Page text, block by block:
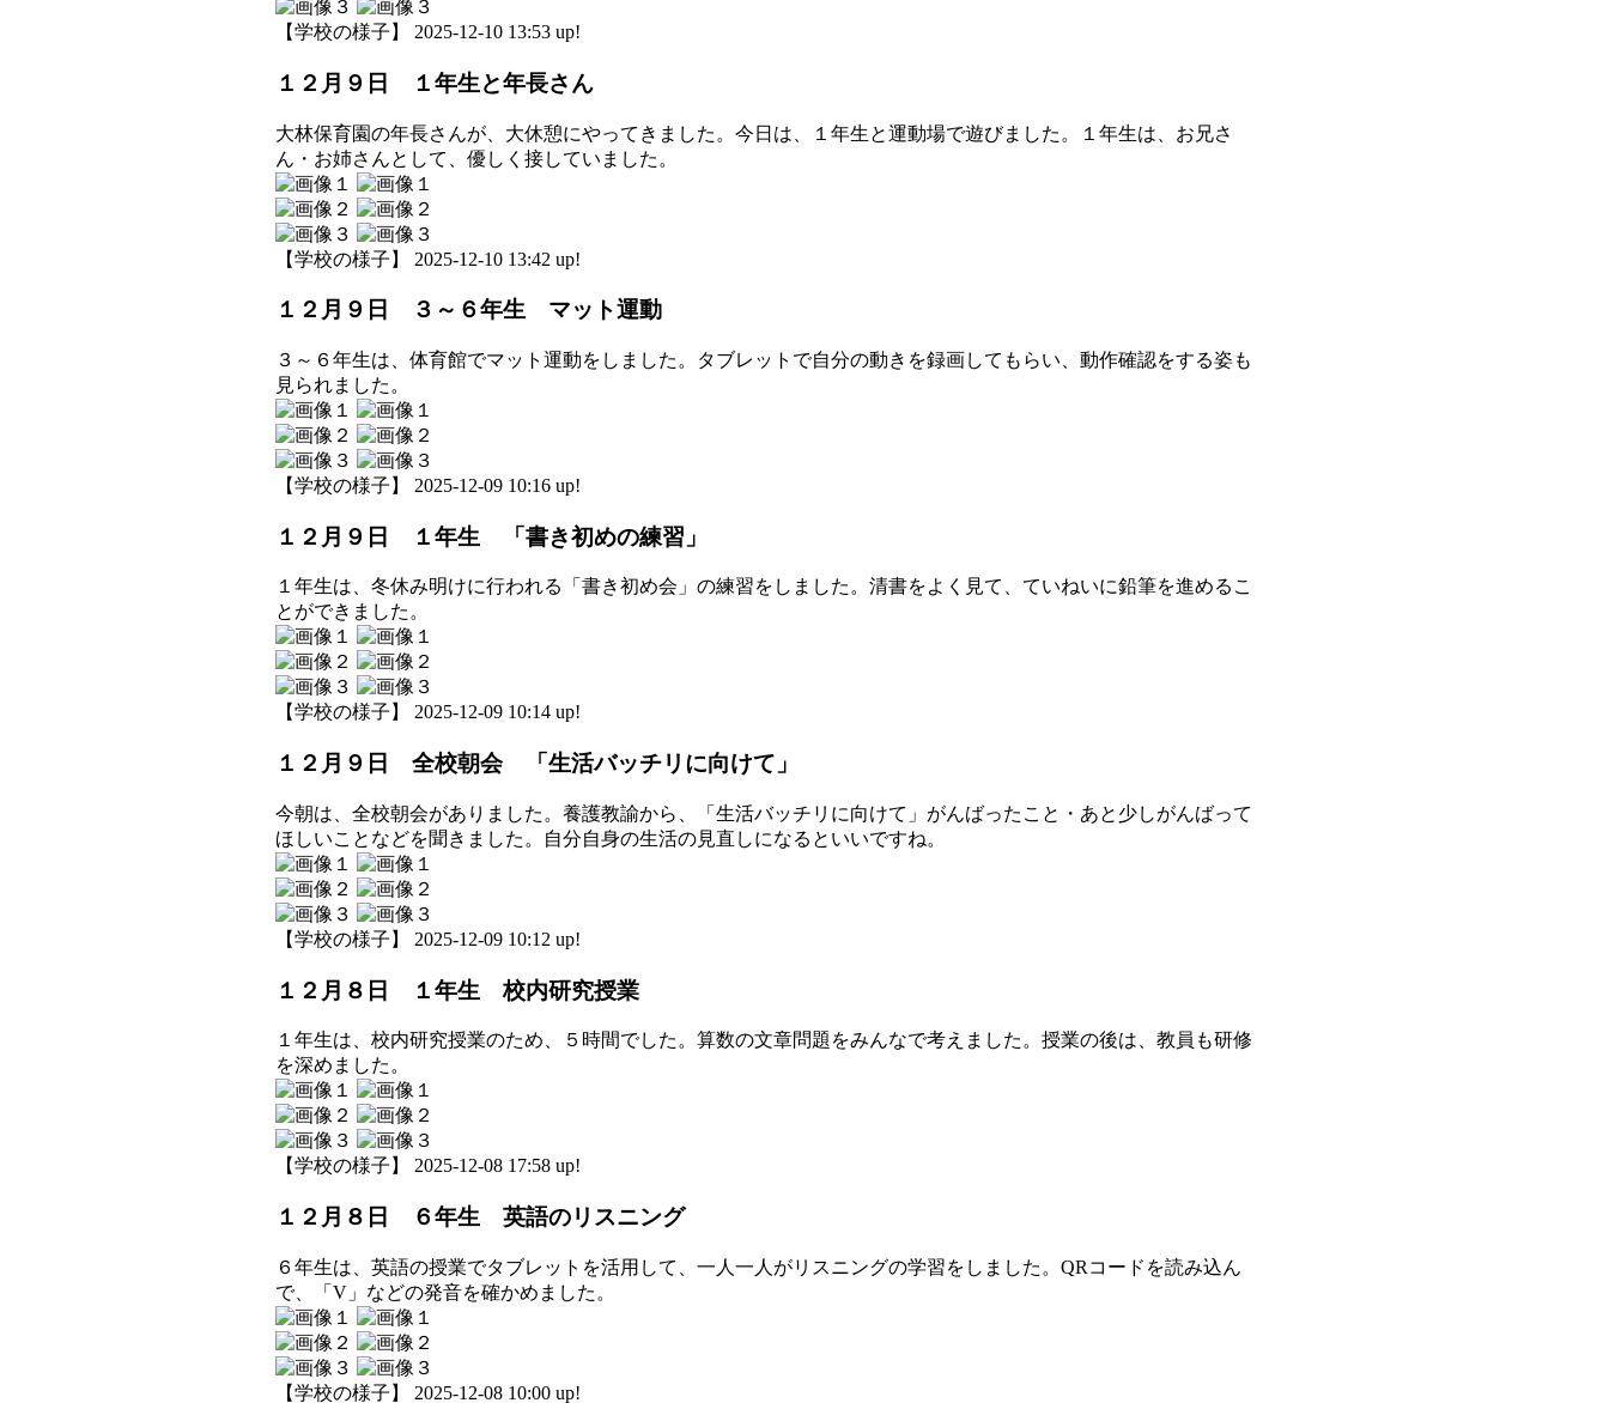
【学校の様子】 2025-12-10 13:53 up!
１２月９日 １年生と年長さん
大林保育園の年長さんが、大休憩にやってきました。今日は、１年生と運動場で遊びました。１年生は、お兄さ
ん・お姉さんとして、優しく接していました。
【学校の様子】 2025-12-10 13:42 up!
１２月９日 ３～６年生 マット運動
３～６年生は、体育館でマット運動をしました。タブレットで自分の動きを録画してもらい、動作確認をする姿も
見られました。
【学校の様子】 2025-12-09 10:16 up!
１２月９日 １年生 「書き初めの練習」
１年生は、冬休み明けに行われる「書き初め会」の練習をしました。清書をよく見て、ていねいに鉛筆を進めるこ
とができました。
【学校の様子】 2025-12-09 10:14 up!
１２月９日 全校朝会 「生活バッチリに向けて」
今朝は、全校朝会がありました。養護教諭から、「生活バッチリに向けて」がんばったこと・あと少しがんばって
ほしいことなどを聞きました。自分自身の生活の見直しになるといいですね。
【学校の様子】 2025-12-09 10:12 up!
１２月８日 １年生 校内研究授業
１年生は、校内研究授業のため、５時間でした。算数の文章問題をみんなで考えました。授業の後は、教員も研修
を深めました。
【学校の様子】 2025-12-08 17:58 up!
１２月８日 ６年生 英語のリスニング
６年生は、英語の授業でタブレットを活用して、一人一人がリスニングの学習をしました。QRコードを読み込ん
で、「V」などの発音を確かめました。
【学校の様子】 2025-12-08 10:00 up!